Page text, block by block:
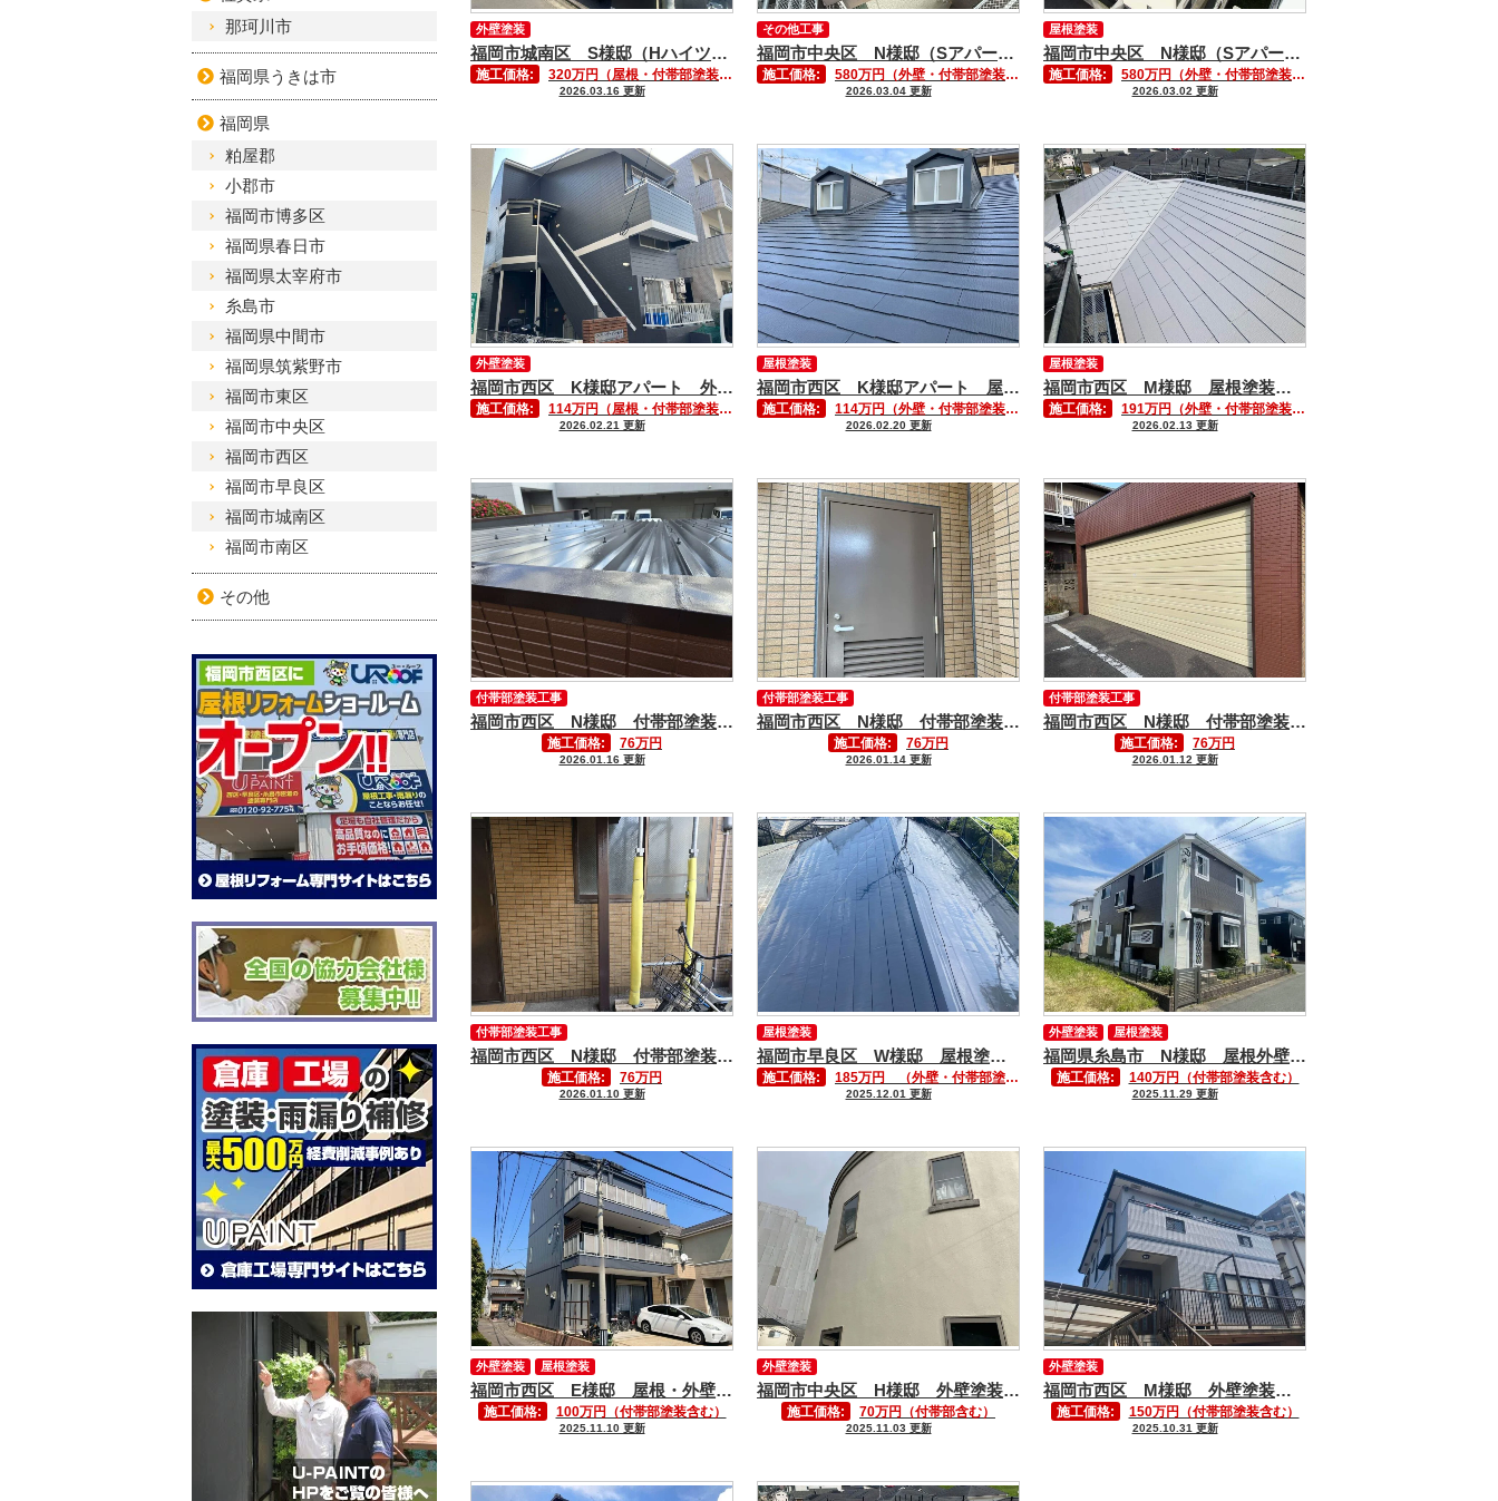
福岡市城南区 S様邸（Hハイツ） 外壁塗装工事
施工価格: 320万円（屋根・付帯部塗装含む）
2026.03.16 更新
外壁塗装
福岡市中央区 N様邸（Sアパート）屋根板金塗装工事②
施工価格: 580万円（外壁・付帯部塗装含む）
2026.03.04 更新
その他工事
福岡市中央区 N様邸（Sアパート） 屋根塗装工事①
施工価格: 580万円（外壁・付帯部塗装含む）
2026.03.02 更新
屋根塗装
福岡市西区 K様邸アパート 外壁塗装工事
施工価格: 114万円（屋根・付帯部塗装含む）
2026.02.21 更新
外壁塗装
福岡市西区 K様邸アパート 屋根塗装工事
施工価格: 114万円（外壁・付帯部塗装含む）
2026.02.20 更新
屋根塗装
福岡市西区 M様邸 屋根塗装工事
施工価格: 191万円（外壁・付帯部塗装含む）
2026.02.13 更新
屋根塗装
福岡市西区 N様邸 付帯部塗装工事④
施工価格: 76万円
2026.01.16 更新
付帯部塗装工事
福岡市西区 N様邸 付帯部塗装工事③
施工価格: 76万円
2026.01.14 更新
付帯部塗装工事
福岡市西区 N様邸 付帯部塗装工事②
施工価格: 76万円
2026.01.12 更新
付帯部塗装工事
福岡市西区 N様邸 付帯部塗装工事①
施工価格: 76万円
2026.01.10 更新
付帯部塗装工事
福岡市早良区 W様邸 屋根塗装工事
施工価格: 185万円 （外壁・付帯部塗装含む）
2025.12.01 更新
屋根塗装
福岡県糸島市 N様邸 屋根外壁塗装工事
施工価格: 140万円（付帯部塗装含む）
2025.11.29 更新
外壁塗装 屋根塗装
福岡市西区 E様邸 屋根・外壁塗装工事
施工価格: 100万円（付帯部塗装含む）
2025.11.10 更新
外壁塗装 屋根塗装
福岡市中央区 H様邸 外壁塗装工事
施工価格: 70万円（付帯部含む）
2025.11.03 更新
外壁塗装
福岡市西区 M様邸 外壁塗装工事
施工価格: 150万円（付帯部塗装含む）
2025.10.31 更新
外壁塗装
那珂川市
福岡県うきは市
福岡県
粕屋郡
小郡市
福岡市博多区
福岡県春日市
福岡県太宰府市
糸島市
福岡県中間市
福岡県筑紫野市
福岡市東区
福岡市中央区
福岡市西区
福岡市早良区
福岡市城南区
福岡市南区
その他